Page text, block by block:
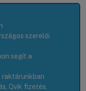
szerelői
segít a
raktárunkban
Qvik fizetés,